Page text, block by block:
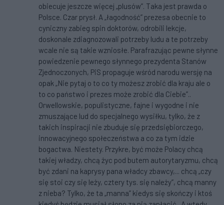
obiecuje jeszcze więcej „plusów”. Taka jest prawda o
Polsce. Czar prysł. A „łagodność” prezesa obecnie to
cyniczny zabieg spin doktorów, odrobili lekcje,
doskonale zdiagnozowali potrzeby ludu a te potrzeby
wcale nie są takie wzniosłe. Parafrazując pewne słynne
powiedzenie pewnego słynnego prezydenta Stanów
Zjednoczonych, PiS propaguje wśród narodu wersję na
opak „Nie pytaj o to co ty możesz zrobić dla kraju ale o
to co państwo i prezes może zrobić dla Ciebie”..
Orwellowskie, populistyczne, fajne i wygodne i nie
zmuszające lud do specjalnego wysiłku, tylko, że z
takich inspiracji nie zbuduje się przedsiębiorczego,
innowacyjnego społeczeństwa a co za tym idzie
bogactwa. Niestety. Przykre, być może Polacy chcą
takiej władzy, chcą życ pod butem autorytaryzmu, chcą
być zdani na kaprysy pana władcy zbawcy,... chcą „czy
się stoi czy się leży, cztery tys. się należy”, chcą manny
z nieba? Tylko, że ta „manna” kiedys się skończy i ktoś